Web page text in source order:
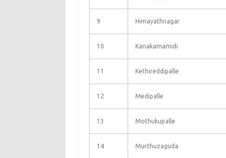
9 Himayathnagar
10 Kanakamamidi
11 Kethireddipalle
12 Medipalle
13 Mothukupalle
14 Murthuzaguda